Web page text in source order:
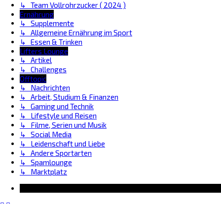
↳ Team Vollrohrzucker ( 2024 )
Ernährung
↳ Supplemente
↳ Allgemeine Ernährung im Sport
↳ Essen & Trinken
Lifters Lounge
↳ Artikel
↳ Challenges
Offtopic
↳ Nachrichten
↳ Arbeit, Studium & Finanzen
↳ Gaming und Technik
↳ Lifestyle und Reisen
↳ Filme, Serien und Musik
↳ Social Media
↳ Leidenschaft und Liebe
↳ Andere Sportarten
↳ Spamlounge
↳ Marktplatz